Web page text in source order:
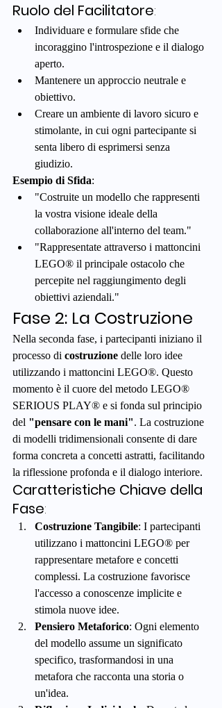
Ruolo del Facilitatore:
Individuare e formulare sfide che
incoraggino l'introspezione e il dialogo
aperto.
Mantenere un approccio neutrale e
obiettivo.
Creare un ambiente di lavoro sicuro e
stimolante, in cui ogni partecipante si
senta libero di esprimersi senza
giudizio.
Esempio di Sfida:
"Costruite un modello che rappresenti
la vostra visione ideale della
collaborazione all'interno del team."
"Rappresentate attraverso i mattoncini
LEGO® il principale ostacolo che
percepite nel raggiungimento degli
obiettivi aziendali."
Fase 2: La Costruzione
Nella seconda fase, i partecipanti iniziano il
processo di costruzione delle loro idee
utilizzando i mattoncini LEGO®. Questo
momento è il cuore del metodo LEGO®
SERIOUS PLAY® e si fonda sul principio
del "pensare con le mani". La costruzione
di modelli tridimensionali consente di dare
forma concreta a concetti astratti, facilitando
la riflessione profonda e il dialogo interiore.
Caratteristiche Chiave della
Fase:
Costruzione Tangibile: I partecipanti
utilizzano i mattoncini LEGO® per
rappresentare metafore e concetti
complessi. La costruzione favorisce
l'accesso a conoscenze implicite e
stimola nuove idee.
Pensiero Metaforico: Ogni elemento
del modello assume un significato
specifico, trasformandosi in una
metafora che racconta una storia o
un'idea.